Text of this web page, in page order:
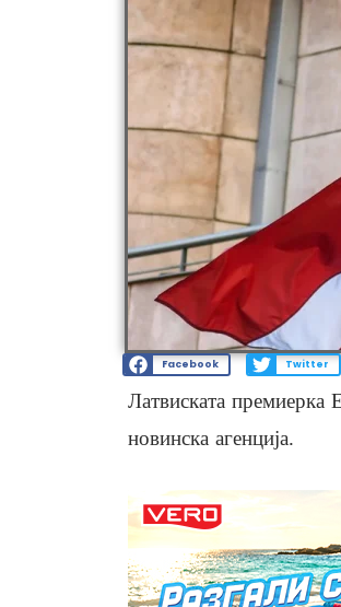
Facebook Twitter
Латвиската премиерка
новинска агенција.